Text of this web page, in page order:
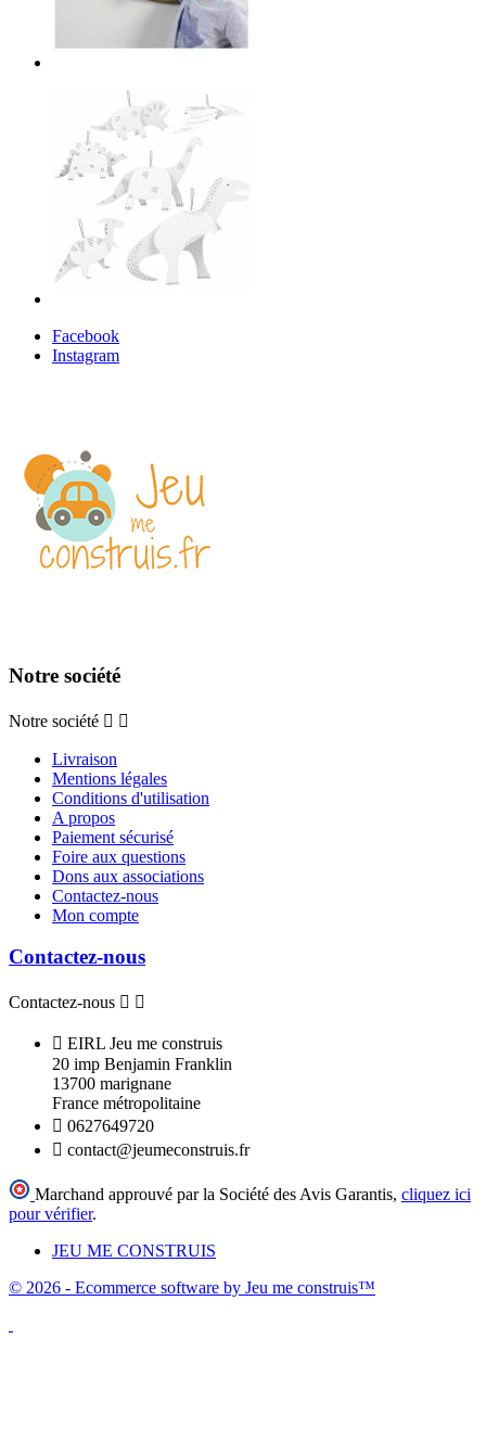
Facebook
Instagram
Notre société
Notre société  
Livraison
Mentions légales
Conditions d'utilisation
A propos
Paiement sécurisé
Foire aux questions
Dons aux associations
Contactez-nous
Mon compte
Contactez-nous
Contactez-nous  
 EIRL Jeu me construis
20 imp Benjamin Franklin
13700 marignane
France métropolitaine
 0627649720
 contact@jeumeconstruis.fr
Marchand approuvé par la Société des Avis Garantis, cliquez ici
pour vérifier.
JEU ME CONSTRUIS
© 2026 - Ecommerce software by Jeu me construis™